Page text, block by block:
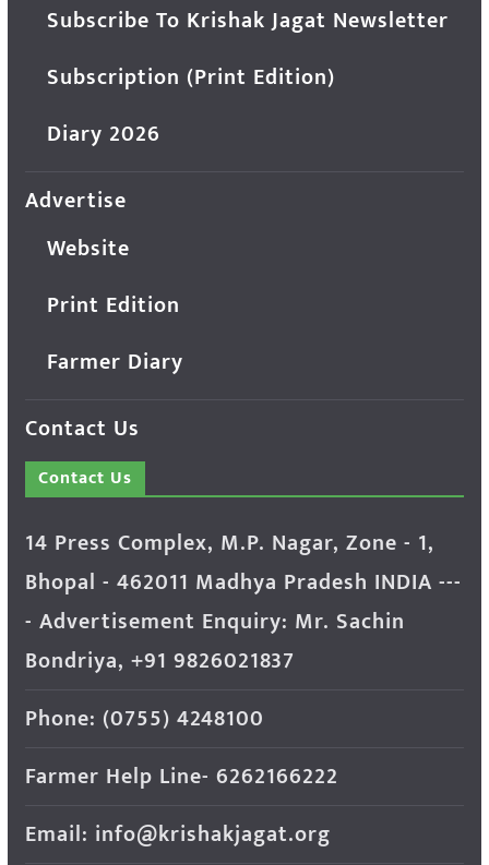
Subscribe To Krishak Jagat Newsletter
Subscription (Print Edition)
Diary 2026
Advertise
Website
Print Edition
Farmer Diary
Contact Us
Contact Us
14 Press Complex, M.P. Nagar, Zone - 1,
Bhopal - 462011 Madhya Pradesh INDIA ---
- Advertisement Enquiry: Mr. Sachin
Bondriya, +91 9826021837
Phone: (0755) 4248100
Farmer Help Line- 6262166222
Email: info@krishakjagat.org